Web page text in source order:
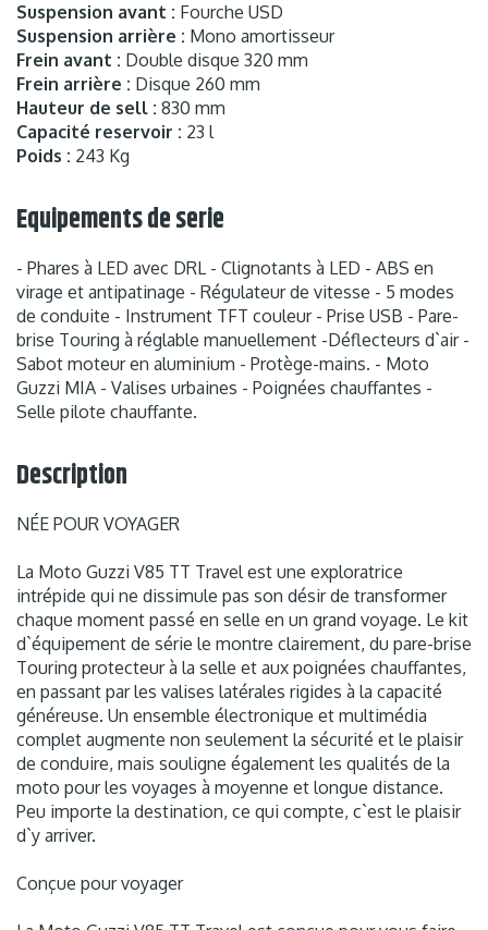
Suspension avant : Fourche USD
Suspension arrière : Mono amortisseur
Frein avant : Double disque 320 mm
Frein arrière : Disque 260 mm
Hauteur de sell : 830 mm
Capacité reservoir : 23 l
Poids : 243 Kg
Equipements de serie
- Phares à LED avec DRL - Clignotants à LED - ABS en
virage et antipatinage - Régulateur de vitesse - 5 modes
de conduite - Instrument TFT couleur - Prise USB - Pare-
brise Touring à réglable manuellement -Déflecteurs d`air -
Sabot moteur en aluminium - Protège-mains. - Moto
Guzzi MIA - Valises urbaines - Poignées chauffantes -
Selle pilote chauffante.
Description
NÉE POUR VOYAGER
La Moto Guzzi V85 TT Travel est une exploratrice
intrépide qui ne dissimule pas son désir de transformer
chaque moment passé en selle en un grand voyage. Le kit
d`équipement de série le montre clairement, du pare-brise
Touring protecteur à la selle et aux poignées chauffantes,
en passant par les valises latérales rigides à la capacité
généreuse. Un ensemble électronique et multimédia
complet augmente non seulement la sécurité et le plaisir
de conduire, mais souligne également les qualités de la
moto pour les voyages à moyenne et longue distance.
Peu importe la destination, ce qui compte, c`est le plaisir
d`y arriver.
Conçue pour voyager